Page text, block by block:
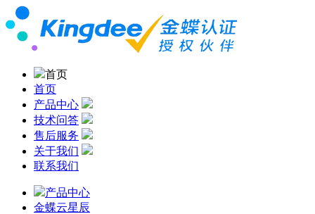
首页
首页
产品中心
技术问答
售后服务
关于我们
联系我们
产品中心
金蝶云星辰